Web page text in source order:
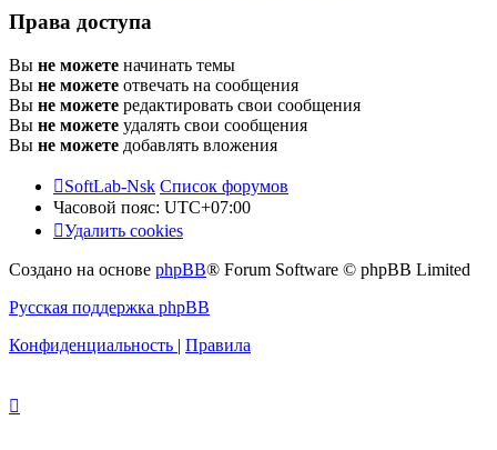
Права доступа
Вы не можете начинать темы
Вы не можете отвечать на сообщения
Вы не можете редактировать свои сообщения
Вы не можете удалять свои сообщения
Вы не можете добавлять вложения
SoftLab-Nsk Список форумов
Часовой пояс: UTC+07:00
Удалить cookies
Создано на основе phpBB® Forum Software © phpBB Limited
Русская поддержка phpBB
Конфиденциальность | Правила